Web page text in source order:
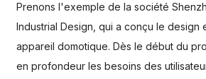
Prenons l'exemple de la société
Industrial Design, qui a conçu le design
appareil domotique. Dès le début du
en profondeur les besoins des